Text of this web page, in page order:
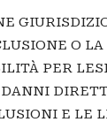
O
PER
E LE